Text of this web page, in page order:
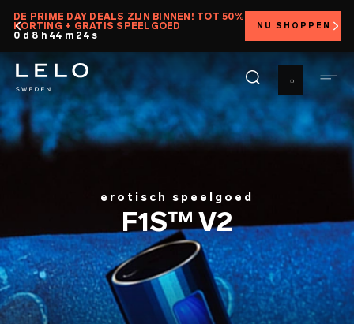
Overslaan
naar
inhoud
gaan
DE PRIME DAY DEALS ZIJN BINNEN! TOT 50%
KORTING + GRATIS SPEELGOED
0 d 8 h 44 m 23 s
NU SHOPPEN
erotisch speelgoed
F1S™ V2